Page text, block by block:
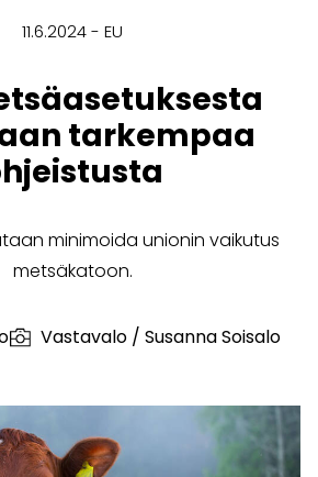
11.6.2024 EU
tarkempaa
minimoida unionin vaikutus
metsäkatoon.
Vastavalo / Susanna Soisalo